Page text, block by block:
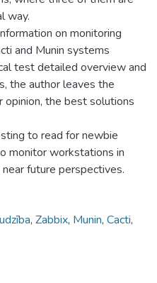
way.
on monitoring
and Munin systems
test detailed overview and
the author leaves the
opinion, the best solutions
to read for newbie
monitor workstations in
future perspectives.
, Zabbix, Munin, Cacti,